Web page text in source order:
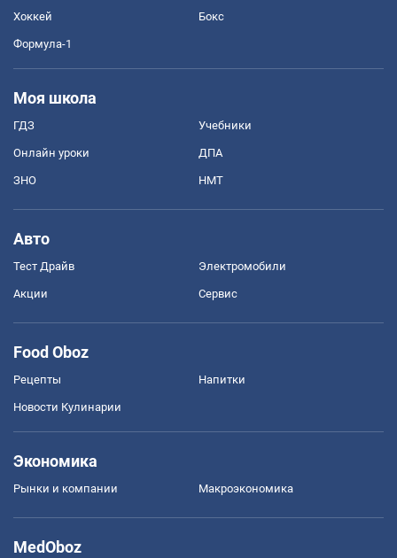
Хоккей Бокс
Формула-1
Моя школа
ГДЗ Учебники
Онлайн уроки ДПА
ЗНО НМТ
Авто
Тест Драйв Электромобили
Акции Сервис
Food Oboz
Рецепты Напитки
Новости Кулинарии
Экономика
Рынки и компании Mакроэкономика
MedOboz